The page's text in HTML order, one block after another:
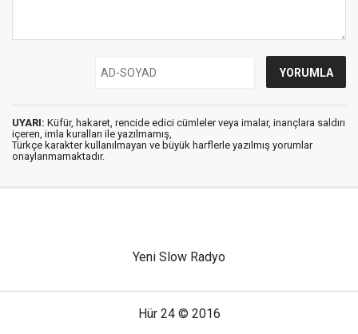
UYARI: Küfür, hakaret, rencide edici cümleler veya imalar, inançlara saldırı
içeren, imla kuralları ile yazılmamış,
Türkçe karakter kullanılmayan ve büyük harflerle yazılmış yorumlar
onaylanmamaktadır.
Yeni Slow Radyo
Hür 24 © 2016